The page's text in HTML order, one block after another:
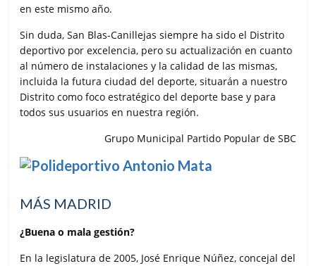
en este mismo año.
Sin duda, San Blas-Canillejas siempre ha sido el Distrito
deportivo por excelencia, pero su actualización en cuanto
al número de instalaciones y la calidad de las mismas,
incluida la futura ciudad del deporte, situarán a nuestro
Distrito como foco estratégico del deporte base y para
todos sus usuarios en nuestra región.
Grupo Municipal Partido Popular de SBC
MÁS MADRID
¿Buena o mala gestión?
En la legislatura de 2005, José Enrique Núñez, concejal del